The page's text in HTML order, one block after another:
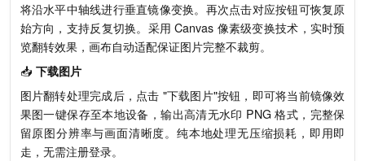
将沿水平中轴线进行垂直镜像变换。再次点击对应按钮可恢复原
始方向，支持反复切换。采用 Canvas 像素级变换技术，实时预
览翻转效果，画布自动适配保证图片完整不裁剪。
📥 下载图片
图片翻转处理完成后，点击 "下载图片"按钮，即可将当前镜像效
果图一键保存至本地设备，输出高清无水印 PNG 格式，完整保
留原图分辨率与画面清晰度。纯本地处理无压缩损耗，即用即
走，无需注册登录。